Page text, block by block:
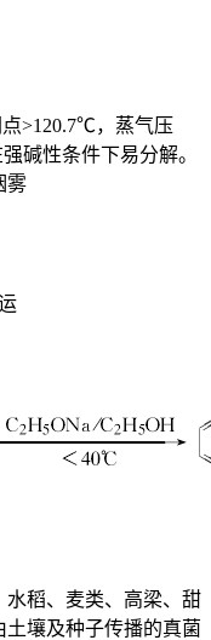
>120.7℃，蒸气压
碱性条件下易分解。
雾
稻、麦类、高梁、甜
壤及种子传播的真菌